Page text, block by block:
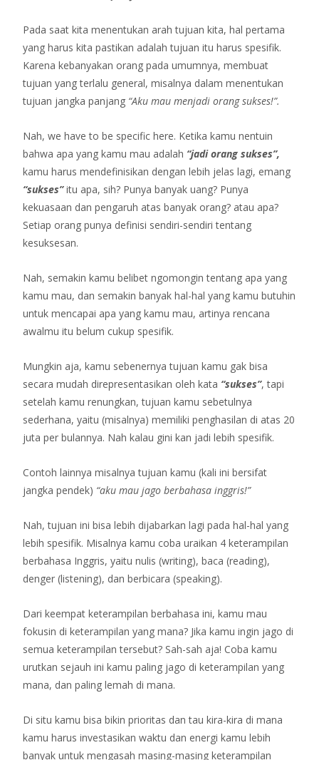
Pada saat kita menentukan arah tujuan kita, hal pertama
yang harus kita pastikan adalah tujuan itu harus spesifik.
Karena kebanyakan orang pada umumnya, membuat
tujuan yang terlalu general, misalnya dalam menentukan
tujuan jangka panjang “Aku mau menjadi orang sukses!”.
Nah, we have to be specific here. Ketika kamu nentuin
bahwa apa yang kamu mau adalah “jadi orang sukses”,
kamu harus mendefinisikan dengan lebih jelas lagi, emang
“sukses”itu apa, sih? Punya banyak uang? Punya
kekuasaan dan pengaruh atas banyak orang? atau apa?
Setiap orang punya definisi sendiri-sendiri tentang
kesuksesan.
Nah, semakin kamu belibet ngomongin tentang apa yang
kamu mau, dan semakin banyak hal-hal yang kamu butuhin
untuk mencapai apa yang kamu mau, artinya rencana
awalmu itu belum cukup spesifik.
Mungkin aja, kamu sebenernya tujuan kamu gak bisa
secara mudah direpresentasikan oleh kata “sukses”, tapi
setelah kamu renungkan, tujuan kamu sebetulnya
sederhana, yaitu (misalnya) memiliki penghasilan di atas 20
juta per bulannya. Nah kalau gini kan jadi lebih spesifik.
Contoh lainnya misalnya tujuan kamu (kali ini bersifat
jangka pendek) “aku mau jago berbahasa inggris!”
Nah, tujuan ini bisa lebih dijabarkan lagi pada hal-hal yang
lebih spesifik. Misalnya kamu coba uraikan 4 keterampilan
berbahasa Inggris, yaitu nulis (writing), baca (reading),
denger (listening), dan berbicara (speaking).
Dari keempat keterampilan berbahasa ini, kamu mau
fokusin di keterampilan yang mana? Jika kamu ingin jago di
semua keterampilan tersebut? Sah-sah aja! Coba kamu
urutkan sejauh ini kamu paling jago di keterampilan yang
mana, dan paling lemah di mana.
Di situ kamu bisa bikin prioritas dan tau kira-kira di mana
kamu harus investasikan waktu dan energi kamu lebih
banyak untuk mengasah masing-masing keterampilan